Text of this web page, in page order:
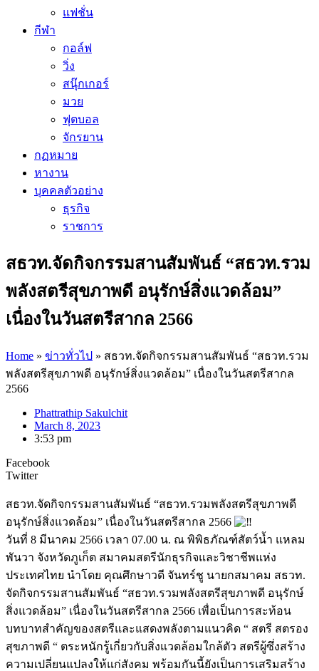
แฟชั่น
กีฬา
กอล์ฟ
วิ่ง
สนุ๊กเกอร์
มวย
ฟุตบอล
จักรยาน
กฏหมาย
หางาน
บุคคลตัวอย่าง
ธุรกิจ
ราชการ
สธวท.จัดกิจกรรมสานสัมพันธ์ “สธวท.รวม
พลังสตรีสุขภาพดี อนุรักษ์สิ่งแวดล้อม”
เนื่องในวันสตรีสากล 2566
Home » ข่าวทั่วไป » สธวท.จัดกิจกรรมสานสัมพันธ์ “สธวท.รวม
พลังสตรีสุขภาพดี อนุรักษ์สิ่งแวดล้อม” เนื่องในวันสตรีสากล
2566
Phattrathip Sakulchit
March 8, 2023
3:53 pm
Facebook
Twitter
สธวท.จัดกิจกรรมสานสัมพันธ์ “สธวท.รวมพลังสตรีสุขภาพดี
อนุรักษ์สิ่งแวดล้อม” เนื่องในวันสตรีสากล 2566
วันที่ 8 มีนาคม 2566 เวลา 07.00 น. ณ พิพิธภัณฑ์สัตว์น้ำ แหลม
พันวา จังหวัดภูเก็ต สมาคมสตรีนักธุรกิจและวิชาชีพแห่ง
ประเทศไทย นำโดย คุณศึกษาวดี จันทร์ชู นายกสมาคม สธวท.
จัดกิจกรรมสานสัมพันธ์ “สธวท.รวมพลังสตรีสุขภาพดี อนุรักษ์
สิ่งแวดล้อม” เนื่องในวันสตรีสากล 2566 เพื่อเป็นการสะท้อน
บทบาทสำคัญของสตรีและแสดงพลังตามแนวคิด “ สตรี สตรอง
สุขภาพดี “ ตระหนักรู้เกี่ยวกับสิ่งแวดล้อมใกล้ตัว สตรีผู้ซึ่งสร้าง
ความเปลี่ยนแปลงให้แก่สังคม พร้อมกันนี้ยังเป็นการเสริมสร้าง